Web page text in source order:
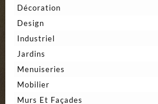
Décoration
Design
Industriel
Jardins
Menuiseries
Mobilier
Murs Et Façades